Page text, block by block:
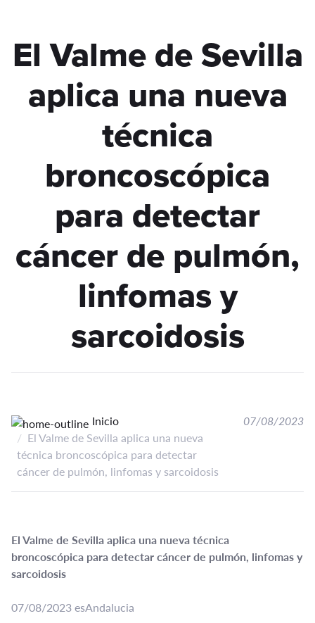
El Valme de Sevilla
aplica una nueva
técnica
broncoscópica
para detectar
cáncer de pulmón,
linfomas y
sarcoidosis
Inicio
El Valme de Sevilla aplica una nueva
técnica broncoscópica para detectar
cáncer de pulmón, linfomas y sarcoidosis
07/08/2023
El Valme de Sevilla aplica una nueva técnica
broncoscópica para detectar cáncer de pulmón, linfomas y
sarcoidosis
07/08/2023 esAndalucia